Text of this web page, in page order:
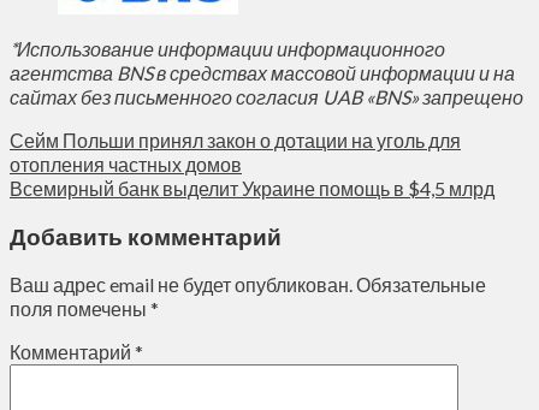
*Использование информации информационного
агентства BNS в средствах массовой информации и на
сайтах без письменного согласия UAB «BNS» запрещено
Сейм Польши принял закон о дотации на уголь для
отопления частных домов
Всемирный банк выделит Украине помощь в $4,5 млрд
Добавить комментарий
Ваш адрес email не будет опубликован.Обязательные
поля помечены *
Комментарий *